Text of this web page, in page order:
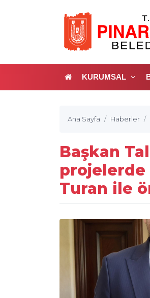
KURUMSAL
Ana Sayfa Haberler
Başkan
projelerde
Turan ile